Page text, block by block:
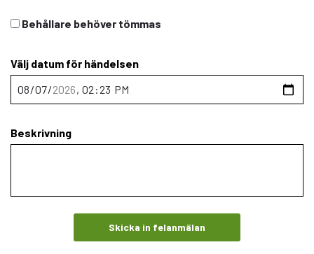
Behållare behöver tömmas
Välj datum för händelsen
Beskrivning
Skicka in felanmälan